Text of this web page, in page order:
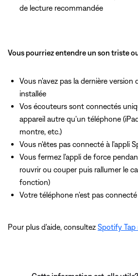
de lecture recommandée
Vous pourriez entendre un son triste
Vous n'avez pas la dernière version
installée
Vos écouteurs sont connectés
appareil autre qu'un téléphone
montre, etc.)
Vous n'êtes pas connecté à l'appli
Vous fermez l'appli de force
rouvrir ou couper puis rallumer le
fonction)
Votre téléphone n'est pas
Pour plus d'aide, consultez Spotify